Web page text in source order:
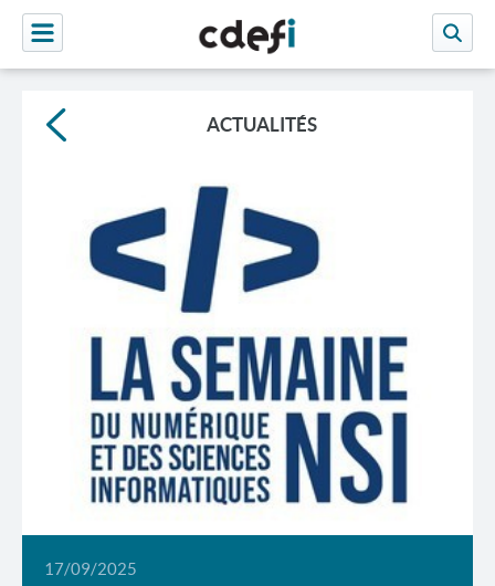
ACTUALITÉS
17/09/2025